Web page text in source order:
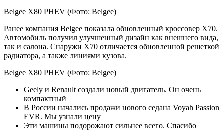
Belgee X80 PHEV (Фото: Belgee)
Ранее компания Belgee показала обновленный кроссовер X70.
Автомобиль получил улучшенный дизайн как внешнего вида,
так и салона. Снаружи X70 отличается обновленной решеткой
радиатора, а также линиями кузова.
Belgee X80 PHEV (Фото: Belgee)
Geely и Renault создали новый двигатель. Он очень
компактный
В России начались продажи нового седана Voyah Passion
EVR. Мы узнали цену
Эти машины подорожают сильнее всего. Спасибо